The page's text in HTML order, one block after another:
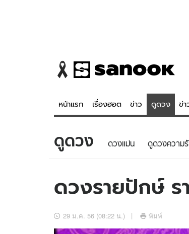
หน้าแรก เรื่องฮอต ข่าว ดูดวง ข่
ข่าว
ข่าวบันเทิง
ดูดวง ดวงแม่น ดูดวงความ
ดวงรายปักษ์
29 ม.ค. 56 (08:22 น.) พิมพ์